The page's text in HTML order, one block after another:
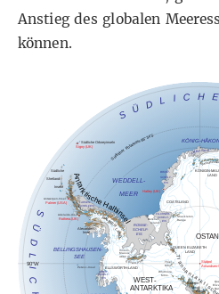
Anstieg des globalen
können.